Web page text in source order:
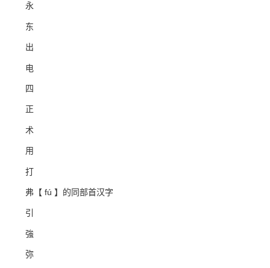
永
东
出
电
四
正
术
用
打
弗【 fú 】的同部首汉字
引
強
弥